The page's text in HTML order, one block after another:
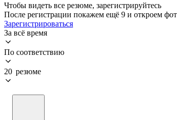
Чтобы видеть все резюме, зарегистрируйтесь
После регистрации покажем ещё 9 и откроем
Зарегистрироваться
За всё время
По соответствию
20 резюме